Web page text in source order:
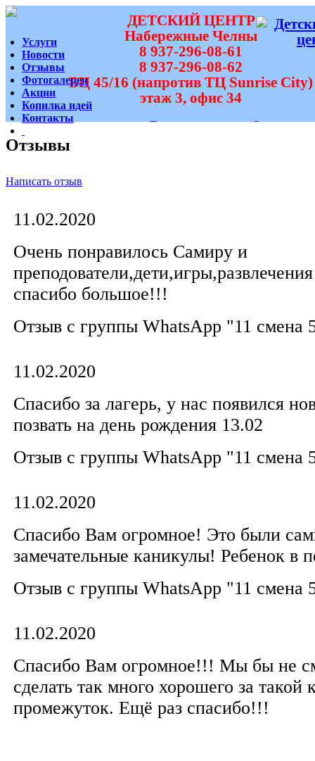
ДЕТСКИЙ ЦЕНТР
Набережные Челны
8 937-296-08-61
8 937-296-08-62
БЦ 45/16 (напротив ТЦ Sunrise City)
этаж 3, офис 34
Вам перезвонить?
Услуги
Новости
Отзывы
Фотогалерея
Акции
Копилка идей
Контакты
Отзывы
Написать отзыв
11.02.2020
Очень понравилось Самиру и
спасибо большое!!!
Отзыв с группы WhatsApp "11 смена
11.02.2020
Спасибо за лагерь, у нас появился
позвать на день рождения 13.02
Отзыв с группы WhatsApp "11 смена
11.02.2020
Спасибо Вам огромное! Это были
замечательные каникулы! Ребенок в
Отзыв с группы WhatsApp "11 смена
11.02.2020
Спасибо Вам огромное!!! Мы бы не
сделать так много хорошего за такой
промежуток. Ещё раз спасибо!!!